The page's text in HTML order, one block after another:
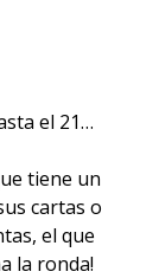
el 21…
tiene un
cartas o
el que
la ronda!